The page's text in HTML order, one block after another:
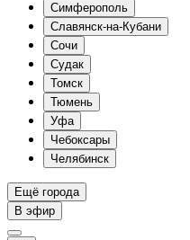
Симферополь
Славянск-на-Кубани
Сочи
Судак
Томск
Тюмень
Уфа
Чебоксары
Челябинск
Ещё города
В эфир